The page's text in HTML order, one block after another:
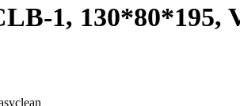
1, 130*80*195,